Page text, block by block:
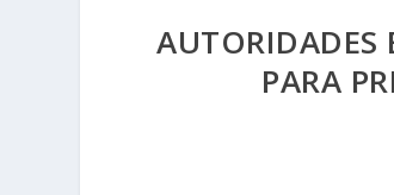
AUTORIDADES
PARA